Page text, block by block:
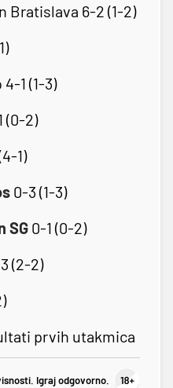
Bratislava 6-2 (1-2)
1 (1-3)
(0-2)
1)
0-3 (1-3)
SG 0-1 (0-2)
(2-2)
prvih utakmica
Igraj odgovorno.